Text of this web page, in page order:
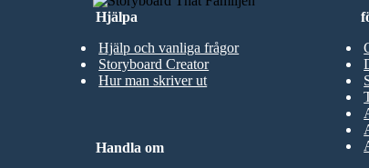
Hjälpa
Hjälp och vanliga frågor
Storyboard Creator
Hur man skriver ut
Handla om